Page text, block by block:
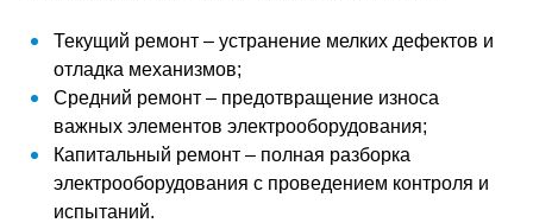
Текущий ремонт – устранение мелких дефектов и
отладка механизмов;
Средний ремонт – предотвращение износа
важных элементов электрооборудования;
Капитальный ремонт – полная разборка
электрооборудования с проведением контроля и
испытаний.